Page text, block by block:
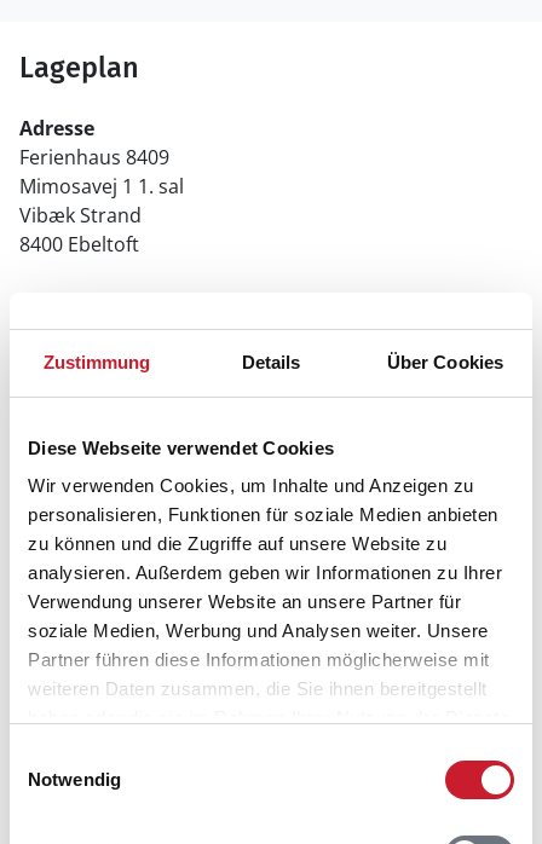
Zustimmung Details Über Cookies
Diese Webseite verwendet Cookies
Wir verwenden Cookies, um Inhalte und Anzeigen zu
personalisieren, Funktionen für soziale Medien anbieten
zu können und die Zugriffe auf unsere Website zu
analysieren. Außerdem geben wir Informationen zu Ihrer
Verwendung unserer Website an unsere Partner für
soziale Medien, Werbung und Analysen weiter. Unsere
Partner führen diese Informationen möglicherweise mit
weiteren Daten zusammen, die Sie ihnen bereitgestellt
Notwendig
Lageplan
Adresse
Ferienhaus 8409
Mimosavej 1 1. sal
Vibæk Strand
8400 Ebeltoft
Belegungskalender